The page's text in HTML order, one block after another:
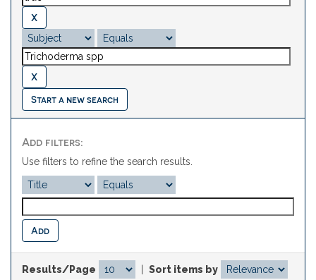
Start a new search
Add filters:
Use filters to refine the search results.
Results/Page
Sort items by